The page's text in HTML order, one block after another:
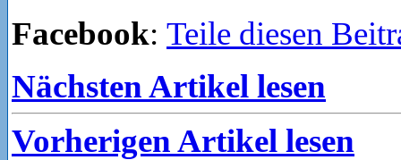
Facebook: Teile diesen
Nächsten Artikel lesen
Vorherigen Artikel lesen